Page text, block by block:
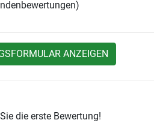
ANZEIGEN
die erste Bewertung!